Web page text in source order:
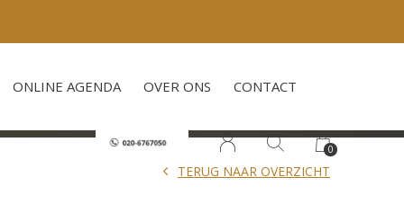
ONLINE AGENDA OVER ONS CONTACT
0
TERUG NAAR OVERZICHT